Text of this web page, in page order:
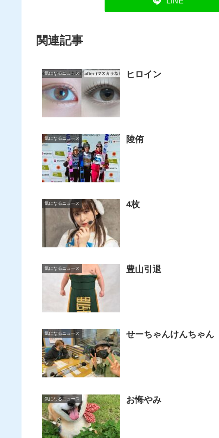
関連記事
気になるニュース ヒロイン
気になるニュース 陵侑
気になるニュース 4枚
気になるニュース 豊山引退
気になるニュース せーちゃんけんちゃん
気になるニュース お悔やみ